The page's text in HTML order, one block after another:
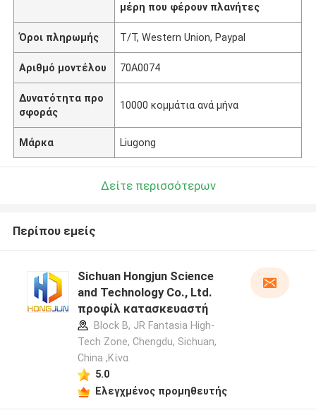
μέρη που φέρουν πλανήτες
Όροι πληρωμής T/T, Western Union, Paypal
Αριθμό μοντέλου 70A0074
Δυνατότητα προ
σφοράς
10000 κομμάτια ανά μήνα
Μάρκα Liugong
Δείτε περισσότερων
Περίπου εμείς
Sichuan Hongjun Science
and Technology Co., Ltd.
προφίλ κατασκευαστή
Block B, JR Fantasia High-
Tech Zone, Chengdu, Sichuan,
China ,Κίνα
5.0
Ελεγχμένος προμηθευτής